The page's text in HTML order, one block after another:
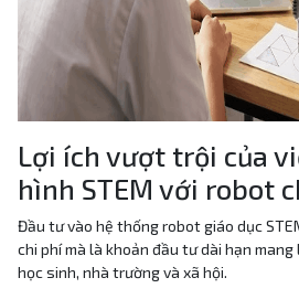
Lợi ích vượt trội của
hình STEM với robot
Đầu tư vào hệ thống robot giáo dục
chi phí mà là khoản đầu tư dài hạn
học sinh, nhà trường và xã hội.